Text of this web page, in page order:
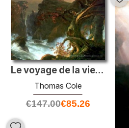
Le voyage de la vie: virilité (détail)
Thomas Cole
€147.00€85.26